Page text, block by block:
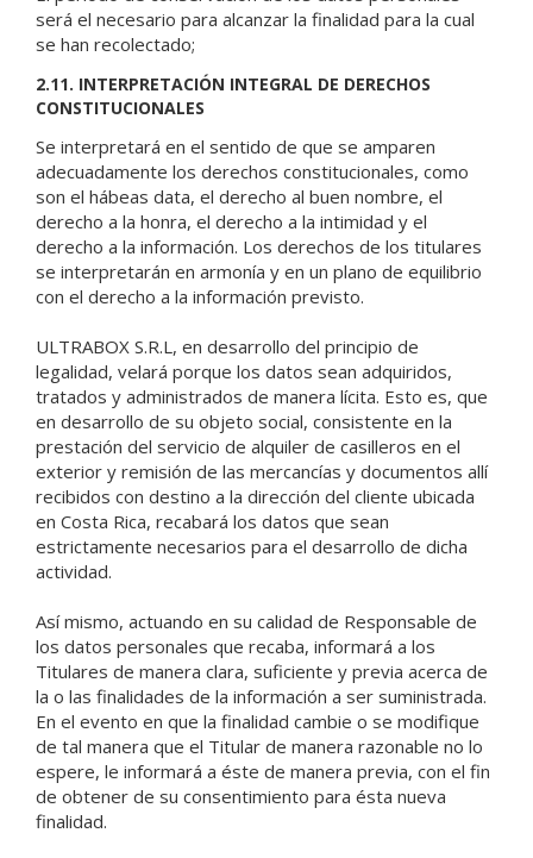
será el necesario para alcanzar la finalidad para la cual
se han recolectado;
2.11. INTERPRETACIÓN INTEGRAL DE DERECHOS
CONSTITUCIONALES
Se interpretará en el sentido de que se amparen
adecuadamente los derechos constitucionales, como
son el hábeas data, el derecho al buen nombre, el
derecho a la honra, el derecho a la intimidad y el
derecho a la información. Los derechos de los titulares
se interpretarán en armonía y en un plano de equilibrio
con el derecho a la información previsto.
ULTRABOX S.R.L, en desarrollo del principio de
legalidad, velará porque los datos sean adquiridos,
tratados y administrados de manera lícita. Esto es, que
en desarrollo de su objeto social, consistente en la
prestación del servicio de alquiler de casilleros en el
exterior y remisión de las mercancías y documentos allí
recibidos con destino a la dirección del cliente ubicada
en Costa Rica, recabará los datos que sean
estrictamente necesarios para el desarrollo de dicha
actividad.
Así mismo, actuando en su calidad de Responsable de
los datos personales que recaba, informará a los
Titulares de manera clara, suficiente y previa acerca de
la o las finalidades de la información a ser suministrada.
En el evento en que la finalidad cambie o se modifique
de tal manera que el Titular de manera razonable no lo
espere, le informará a éste de manera previa, con el fin
de obtener de su consentimiento para ésta nueva
finalidad.